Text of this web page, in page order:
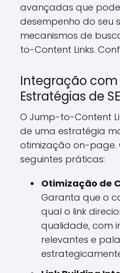
avançadas que
desempenho do seu
mecanismos de
to-Content Links.
Integração com
Estratégias de
O Jump-to-Content
de uma estratégia
otimização on-page.
seguintes práticas:
Otimização de
Garanta que o
qual o link
qualidade, com
relevantes e